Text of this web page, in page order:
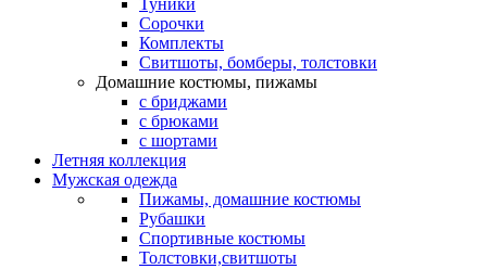
Туники
Сорочки
Комплекты
Свитшоты, бомберы, толстовки
Домашние костюмы, пижамы
с бриджами
с брюками
с шортами
Летняя коллекция
Мужская одежда
Пижамы, домашние костюмы
Рубашки
Спортивные костюмы
Толстовки,свитшоты